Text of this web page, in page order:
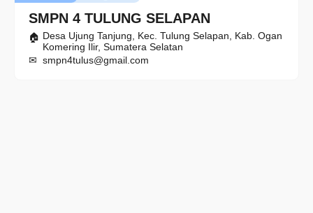
SMPN 4 TULUNG SELAPAN
Desa Ujung Tanjung, Kec. Tulung Selapan, Kab. Ogan
Komering Ilir, Sumatera Selatan
smpn4tulus@gmail.com